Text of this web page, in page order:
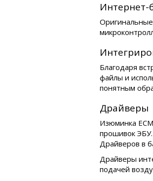
Благодаря
файлы и
понятным
Драйверы
Изюминка
прошивок ЭБУ.
Драйверов в
Драйверы
подачей